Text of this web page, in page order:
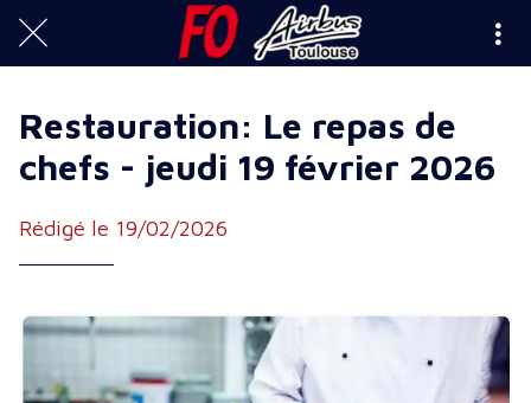
Restauration: Le repas de
chefs - jeudi 19 février 2026
Rédigé le 19/02/2026